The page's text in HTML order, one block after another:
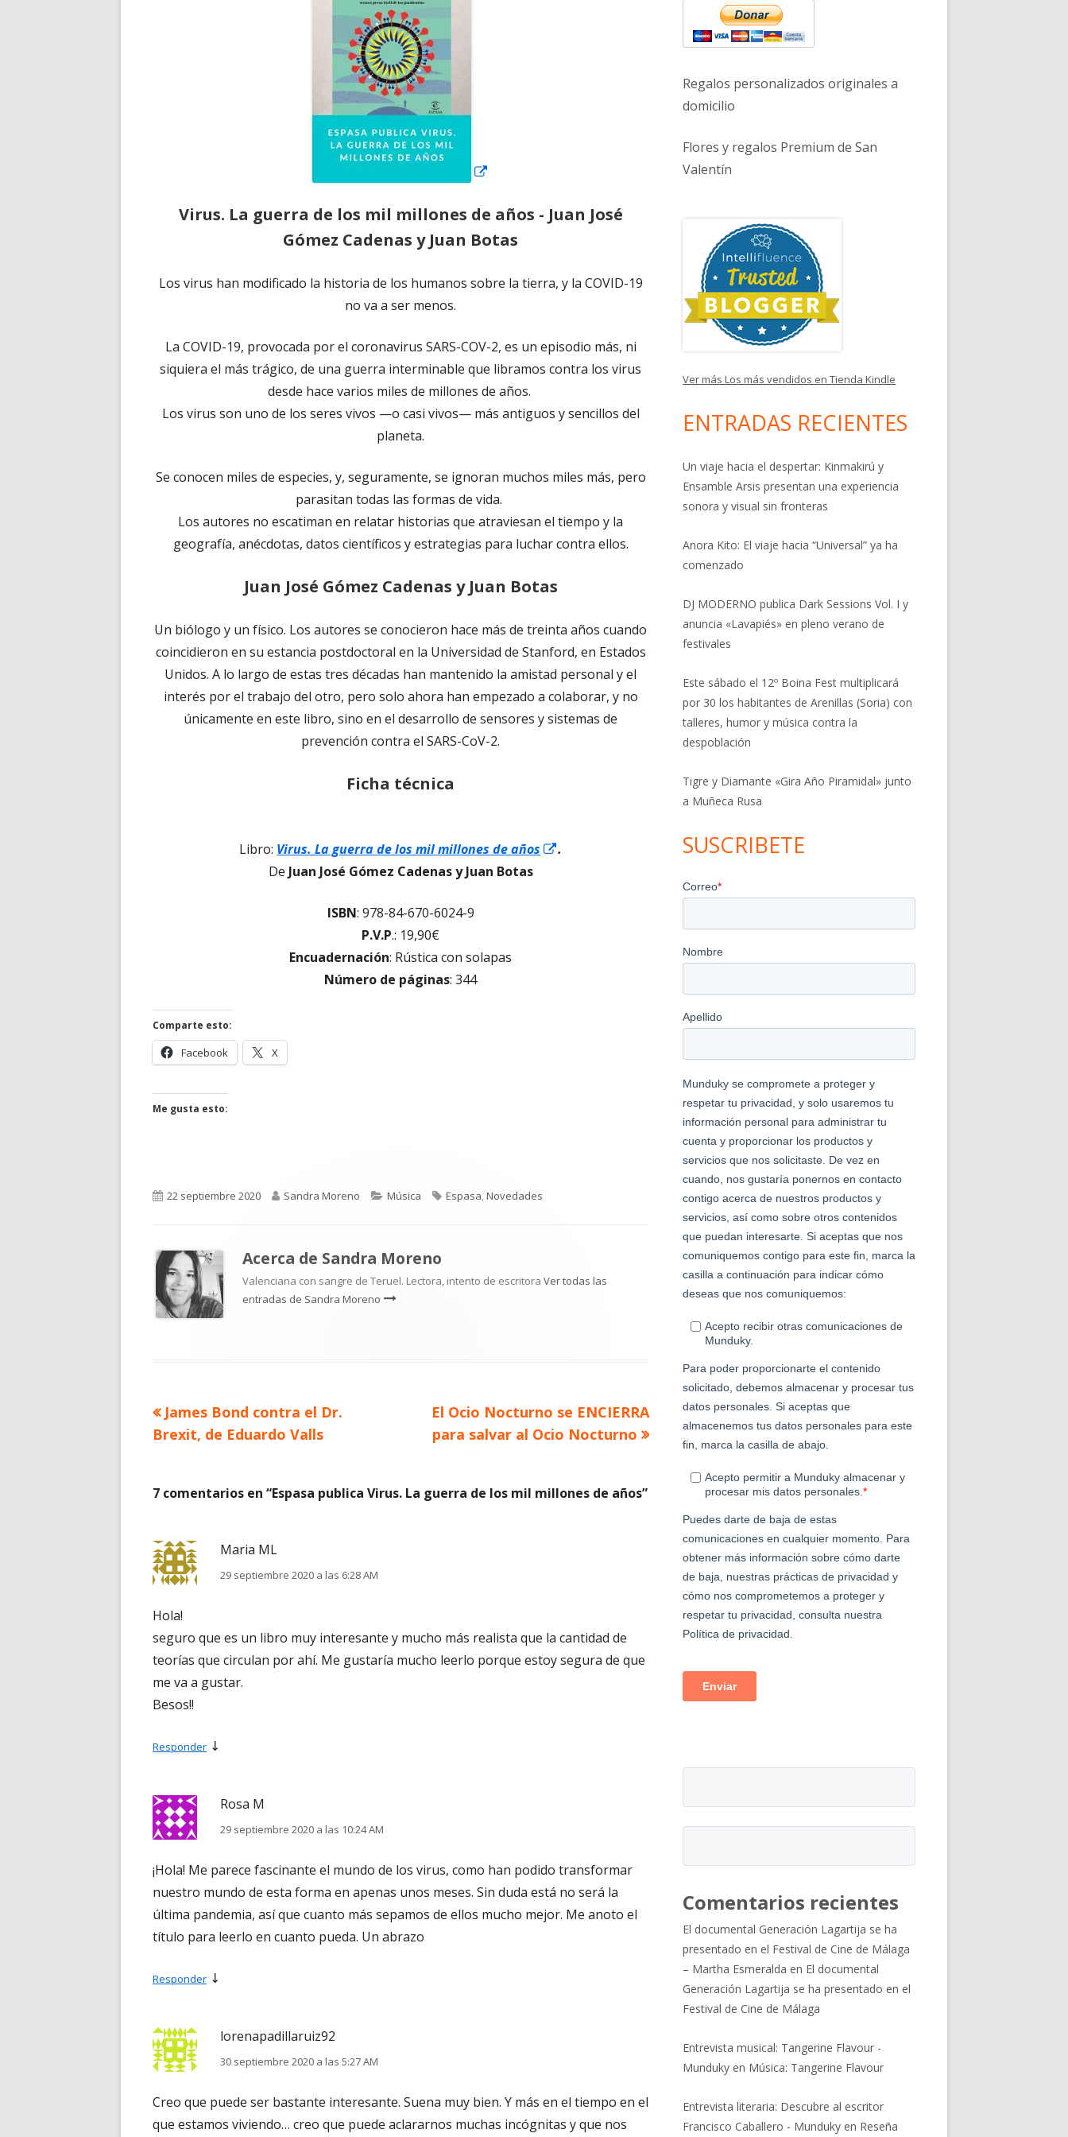
Virus. La guerra de los mil millones de años - Juan José
Gómez Cadenas y Juan Botas
Los virus han modificado la historia de los humanos sobre la tierra, y la COVID-19
no va a ser menos.
La COVID-19, provocada por el coronavirus SARS-COV-2, es un episodio más, ni
siquiera el más trágico, de una guerra interminable que libramos contra los virus
desde hace varios miles de millones de años.
Los virus son uno de los seres vivos —o casi vivos— más antiguos y sencillos del
planeta.
Se conocen miles de especies, y, seguramente, se ignoran muchos miles más, pero
parasitan todas las formas de vida.
Los autores no escatiman en relatar historias que atraviesan el tiempo y la
geografía, anécdotas, datos científicos y estrategias para luchar contra ellos.
Juan José Gómez Cadenas y Juan Botas
Un biólogo y un físico. Los autores se conocieron hace más de treinta años cuando
coincidieron en su estancia postdoctoral en la Universidad de Stanford, en Estados
Unidos. A lo largo de estas tres décadas han mantenido la amistad personal y el
interés por el trabajo del otro, pero solo ahora han empezado a colaborar, y no
únicamente en este libro, sino en el desarrollo de sensores y sistemas de
prevención contra el SARS-CoV-2.
Ficha técnica
Libro: Virus. La guerra de los mil millones de años
Abrir
.
De Juan José Gómez Cadenas y Juan Botas
ISBN: 978-84-670-6024-9
P.V.P.: 19,90€
Encuadernación: Rústica con solapas
Número de páginas: 344
Comparte esto:
Facebook
Abrir
en
X
en
Me gusta esto:
Publicado
22 septiembre 2020 Autor
Sandra Moreno Categorías
Música Etiquetas
Espasa,Novedades
Acerca de Sandra Moreno
Valenciana con sangre de Teruel. Lectora, intento de escritora Ver todas las
entradas de Sandra Moreno
Navegación
entradas
Artículo
anterior
James Bond contra el Dr.
Brexit, de Eduardo Valls
Artículo
siguiente
El Ocio Nocturno se ENCIERRA
para salvar al Ocio Nocturno
7 comentarios en “Espasa publica Virus. La guerra de los mil millones de años”
Maria ML
29 septiembre 2020 a las 6:28 AM
Hola!
seguro que es un libro muy interesante y mucho más realista que la cantidad de
teorías que circulan por ahí. Me gustaría mucho leerlo porque estoy segura de que
me va a gustar.
Besos!!
Responder ↓
Rosa M
29 septiembre 2020 a las 10:24 AM
¡Hola! Me parece fascinante el mundo de los virus, como han podido transformar
nuestro mundo de esta forma en apenas unos meses. Sin duda está no será la
última pandemia, así que cuanto más sepamos de ellos mucho mejor. Me anoto el
título para leerlo en cuanto pueda. Un abrazo
Responder ↓
lorenapadillaruiz92
30 septiembre 2020 a las 5:27 AM
Creo que puede ser bastante interesante. Suena muy bien. Y más en el tiempo en el
que estamos viviendo… creo que puede aclararnos muchas incógnitas y que nos
Regalos personalizados originales a
domicilio
Flores y regalos Premium de San
Valentín
Ver más Los más vendidos en Tienda Kindle
ENTRADAS RECIENTES
Un viaje hacia el despertar: Kinmakirú y
Ensamble Arsis presentan una experiencia
sonora y visual sin fronteras
Anora Kito: El viaje hacia “Universal” ya ha
comenzado
DJ MODERNO publica Dark Sessions Vol. I y
anuncia «Lavapiés» en pleno verano de
festivales
Este sábado el 12º Boina Fest multiplicará
por 30 los habitantes de Arenillas (Soria) con
talleres, humor y música contra la
despoblación
Tigre y Diamante «Gira Año Piramidal» junto
a Muñeca Rusa
SUSCRIBETE
Comentarios recientes
El documental Generación Lagartija se ha
presentado en el Festival de Cine de Málaga
– Martha Esmeralda en El documental
Generación Lagartija se ha presentado en el
Festival de Cine de Málaga
Entrevista musical: Tangerine Flavour -
Munduky en Música: Tangerine Flavour
Entrevista literaria: Descubre al escritor
Francisco Caballero - Munduky en Reseña